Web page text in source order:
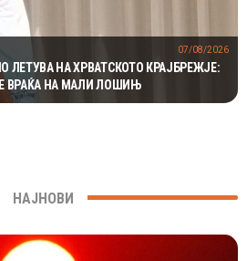
ЛЕТУВА НА ХРВАТСКОТО КРАЈБРЕЖЈЕ:
ВРАЌА НА МАЛИ ЛОШИЊ
07/08/2026
НАЈНОВИ